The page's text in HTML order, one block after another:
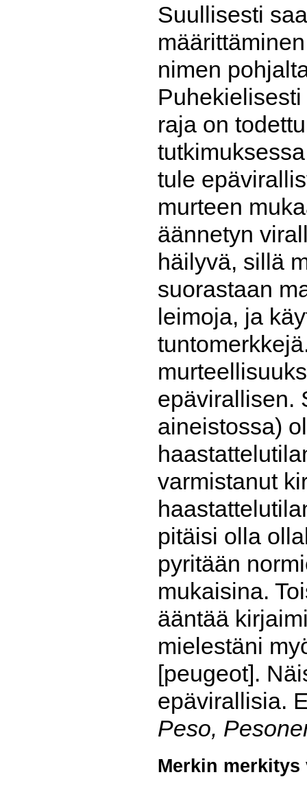
Suullisesti
nimen
raja on
tule
murteen
äännetyn
häilyvä, sillä
suorastaan
leimoja, ja
epävirallisen.
aineistossa)
varmistanut
pitäisi olla
pyritään
mukaisina.
ääntää
mielestäni
[peugeot].
epävirallisia.
Peso,
Merkin